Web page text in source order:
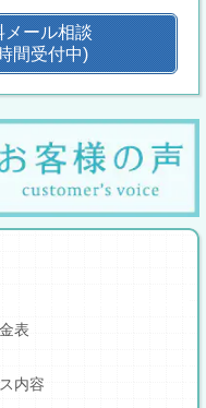
メール相談
間受付中)
表
内容